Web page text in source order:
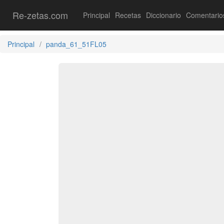
Re-zetas.com Principal Recetas Diccionario
Principal panda_61_51FL05